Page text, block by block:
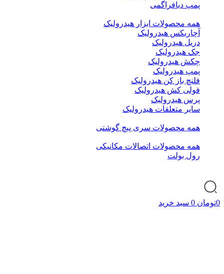
پمپ دیافراگمی
همه محصولات ابزار هیدرولیک
آچاربکس هیدرولیک
دریل هیدرولیک
جک هیدرولیک
چکش هیدرولیک
پمپ هیدرولیک
فلنچ باز کن هیدرولیک
فولی کش هیدرولیک
پرس هیدرولیک
سایر متعلقات هیدرولیک
همه محصولات سری پیچ گوشتی
همه محصولات اتصالات مکانیکی
رول بولت
0تومان 0 سبد خرید